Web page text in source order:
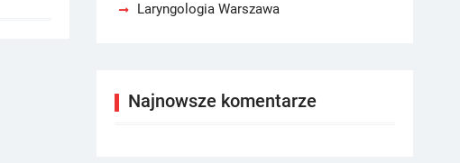
Laryngologia Warszawa
Najnowsze komentarze